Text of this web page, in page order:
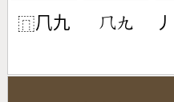
⿵𠘨九 󶀻󶁙